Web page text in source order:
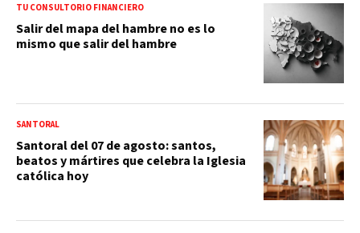
TU CONSULTORIO FINANCIERO
Salir del mapa del hambre no es lo
mismo que salir del hambre
SANTORAL
Santoral del 07 de agosto: santos,
beatos y mártires que celebra la Iglesia
católica hoy